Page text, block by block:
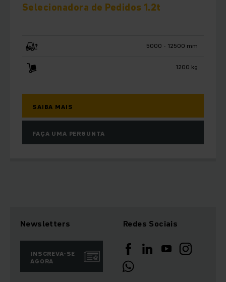
Selecionadora de Pedidos 1.2t
5000 - 12500 mm
1200 kg
SAIBA MAIS
FAÇA UMA PERGUNTA
Newsletters
INSCREVA-SE
AGORA
Redes Sociais